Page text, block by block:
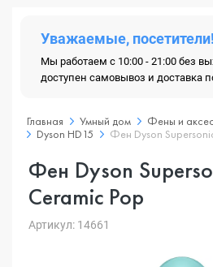
Уважаемые, посетители!
Мы работаем с 10:00 - 21:00 без
доступен самовывоз и доставка
Главная Умный дом Фены и
Dyson HD15
Фен Dyson
Фен Dyson
Ceramic Pop
Артикул: 14661